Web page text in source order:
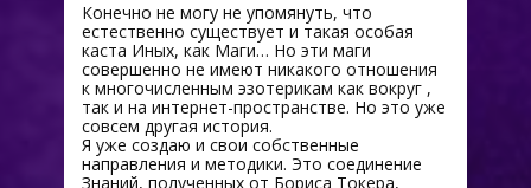
Конечно не могу не упомянуть, что
естественно существует и такая особая
каста Иных, как Маги… Но эти маги
совершенно не имеют никакого отношения
к многочисленным эзотерикам как вокруг ,
так и на интернет-пространстве. Но это уже
совсем другая история.
Я уже создаю и свои собственные
направления и методики. Это соединение
Знаний, полученных от Бориса Токера,